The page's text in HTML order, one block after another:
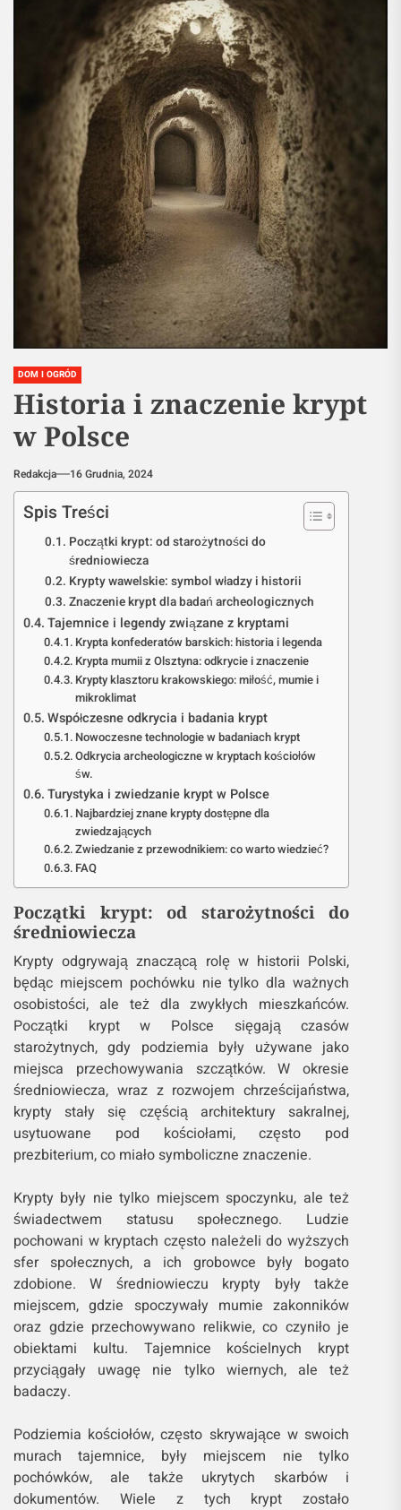
DOM I OGRÓD
Historia i znaczenie krypt
w Polsce
Redakcja 16 Grudnia, 2024
Spis Treści
Początki krypt: od starożytności do
średniowiecza
Krypty wawelskie: symbol władzy i historii
Znaczenie krypt dla badań archeologicznych
Tajemnice i legendy związane z kryptami
Krypta konfederatów barskich: historia i legenda
Krypta mumii z Olsztyna: odkrycie i znaczenie
Krypty klasztoru krakowskiego: miłość, mumie i
mikroklimat
Współczesne odkrycia i badania krypt
Nowoczesne technologie w badaniach krypt
Odkrycia archeologiczne w kryptach kościołów
św.
Turystyka i zwiedzanie krypt w Polsce
Najbardziej znane krypty dostępne dla
zwiedzających
Zwiedzanie z przewodnikiem: co warto wiedzieć?
FAQ
Początki krypt: od starożytności do
średniowiecza
Krypty odgrywają znaczącą rolę w historii Polski,
będąc miejscem pochówku nie tylko dla ważnych
osobistości, ale też dla zwykłych mieszkańców.
Początki krypt w Polsce sięgają czasów
starożytnych, gdy podziemia były używane jako
miejsca przechowywania szczątków. W okresie
średniowiecza, wraz z rozwojem chrześcijaństwa,
krypty stały się częścią architektury sakralnej,
usytuowane pod kościołami, często pod
prezbiterium, co miało symboliczne znaczenie.
Krypty były nie tylko miejscem spoczynku, ale też
świadectwem statusu społecznego. Ludzie
pochowani w kryptach często należeli do wyższych
sfer społecznych, a ich grobowce były bogato
zdobione. W średniowieczu krypty były także
miejscem, gdzie spoczywały mumie zakonników
oraz gdzie przechowywano relikwie, co czyniło je
obiektami kultu. Tajemnice kościelnych krypt
przyciągały uwagę nie tylko wiernych, ale też
badaczy.
Podziemia kościołów, często skrywające w swoich
murach tajemnice, były miejscem nie tylko
pochówków, ale także ukrytych skarbów i
dokumentów. Wiele z tych krypt zostało